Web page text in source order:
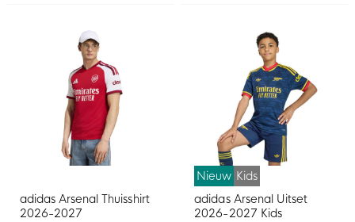
adidas Arsenal Thuisshirt
2026-2027
Nieuw Kids
adidas Arsenal Uitset
2026-2027 Kids